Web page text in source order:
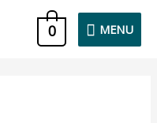
MENU
MENU
0